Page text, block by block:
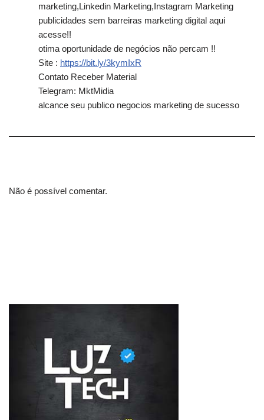
marketing,Linkedin Marketing,Instagram Marketing
publicidades sem barreiras marketing digital aqui
acesse!!
otima oportunidade de negócios não percam !!
Site : https://bit.ly/3kymIxR
Contato Receber Material
Telegram: MktMidia
alcance seu publico negocios marketing de sucesso
Não é possível comentar.